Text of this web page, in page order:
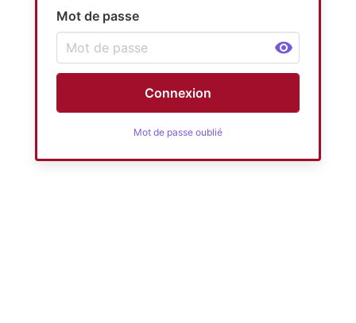
Mot de passe
Connexion
Mot de passe oublié